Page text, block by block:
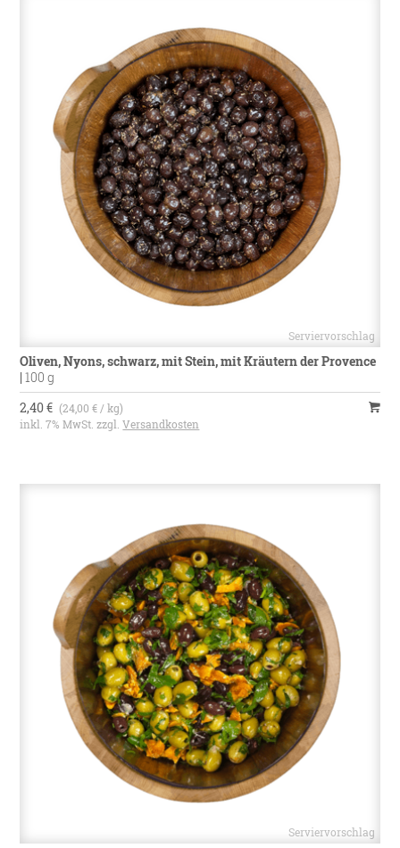
Oliven, Nyons, schwarz, mit Stein, mit Kräutern der Provence
|100 g
2,40 € (24,00 € / kg)
inkl. 7% MwSt. zzgl.Versandkosten